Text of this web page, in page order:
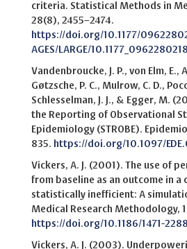
criteria. Statistical Methods in
28(8), 2455–2474.
https://doi.org/10.1177/
AGES/LARGE/
Vandenbroucke, J. P., von Elm, E.,
Gøtzsche, P. C., Mulrow, C. D.,
Schlesselman, J. J., & Egger, M.
the Reporting of Observational
Epidemiology (STROBE).
835. https://doi.org/10.1097/
Vickers, A. J. (2001). The use of
from baseline as an outcome in
statistically inefficient: A
Medical Research Methodology,
https://doi.org/10.1186/1471-2288-
Vickers, A. J. (2003).